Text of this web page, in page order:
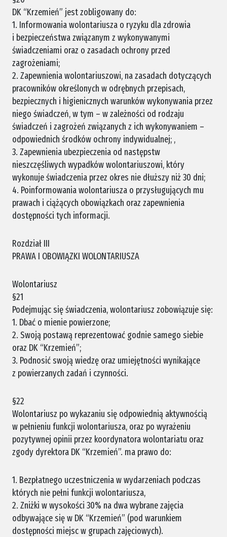
DK “Krzemień” jest zobligowany do:
1. Informowania wolontariusza o ryzyku dla zdrowia
i bezpieczeństwa związanym z wykonywanymi
świadczeniami oraz o zasadach ochrony przed
zagrożeniami;
2. Zapewnienia wolontariuszowi, na zasadach dotyczących
pracowników określonych w odrębnych przepisach,
bezpiecznych i higienicznych warunków wykonywania przez
niego świadczeń, w tym – w zależności od rodzaju
świadczeń i zagrożeń związanych z ich wykonywaniem –
odpowiednich środków ochrony indywidualnej; ,
3. Zapewnienia ubezpieczenia od następstw
nieszczęśliwych wypadków wolontariuszowi, który
wykonuje świadczenia przez okres nie dłuższy niż 30 dni;
4. Poinformowania wolontariusza o przysługujących mu
prawach i ciążących obowiązkach oraz zapewnienia
dostępności tych informacji.
Rozdział III
PRAWA I OBOWIĄZKI WOLONTARIUSZA
Wolontariusz
§21
Podejmując się świadczenia, wolontariusz zobowiązuje się:
1. Dbać o mienie powierzone;
2. Swoją postawą reprezentować godnie samego siebie
oraz DK “Krzemień”;
3. Podnosić swoją wiedzę oraz umiejętności wynikające
z powierzanych zadań i czynności.
§22
Wolontariusz po wykazaniu się odpowiednią aktywnością
w pełnieniu funkcji wolontariusza, oraz po wyrażeniu
pozytywnej opinii przez koordynatora wolontariatu oraz
zgody dyrektora DK “Krzemień”. ma prawo do:
1. Bezpłatnego uczestniczenia w wydarzeniach podczas
których nie pełni funkcji wolontariusza,
2. Zniżki w wysokości 30% na dwa wybrane zajęcia
odbywające się w DK “Krzemień” (pod warunkiem
dostępności miejsc w grupach zajęciowych).